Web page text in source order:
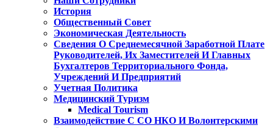
История
Общественный Совет
Экономическая Деятельность
Сведения О Среднемесячной Заработной Плате
Руководителей, Их Заместителей И Главных
Бухгалтеров Территориального Фонда,
Учреждений И Предприятий
Учетная Политика
Медицинский Туризм
Medical Tourism
Взаимодействие С СО НКО И Волонтерскими